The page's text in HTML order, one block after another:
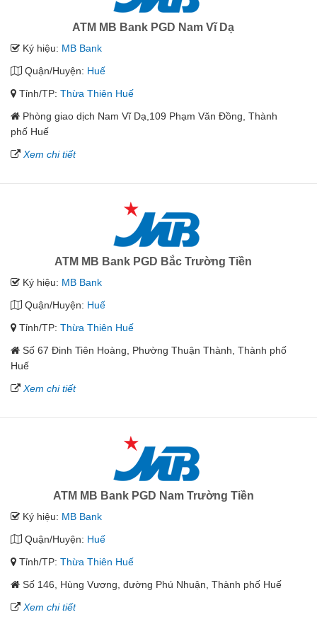
ATM MB Bank PGD Nam Vĩ Dạ
Ký hiệu: MB Bank
Quận/Huyện: Huế
Tỉnh/TP: Thừa Thiên Huế
Phòng giao dịch Nam Vĩ Dạ,109 Phạm Văn Đồng, Thành
phố Huế
Xem chi tiết
ATM MB Bank PGD Bắc Trường Tiền
Ký hiệu: MB Bank
Quận/Huyện: Huế
Tỉnh/TP: Thừa Thiên Huế
Số 67 Đinh Tiên Hoàng, Phường Thuận Thành, Thành phố
Huế
Xem chi tiết
ATM MB Bank PGD Nam Trường Tiền
Ký hiệu: MB Bank
Quận/Huyện: Huế
Tỉnh/TP: Thừa Thiên Huế
Số 146, Hùng Vương, đường Phú Nhuận, Thành phố Huế
Xem chi tiết